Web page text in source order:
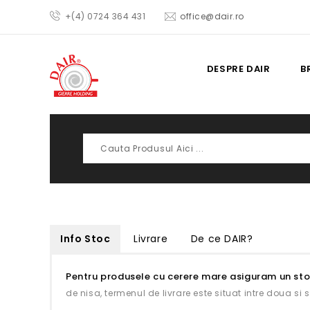
+(4) 0724 364 431 office@dair.ro
DESPRE DAIR
Info Stoc Livrare De ce DAIR?
Pentru produsele cu cerere mare asiguram un
de nisa, termenul de livrare este situat intre doua